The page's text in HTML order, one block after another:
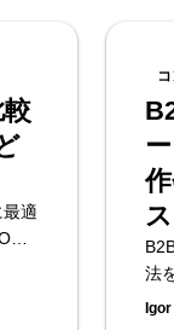
適
・
方
法
テ